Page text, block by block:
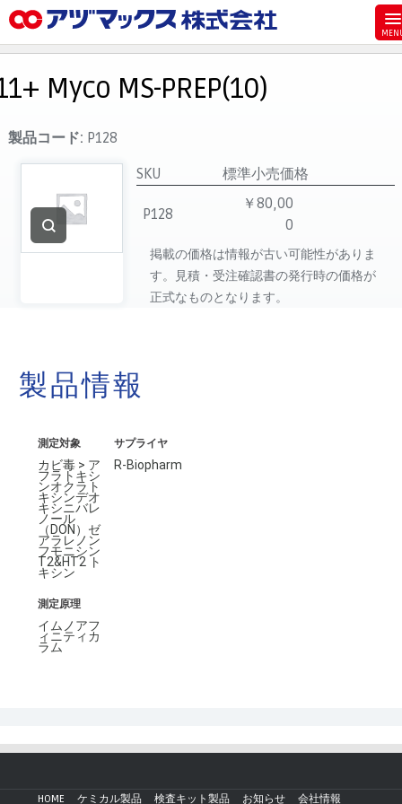
お気に入り
お買い物カゴ
ご注文
マイページ
主要取扱ブランド
Myco MS-PREP(10)
製品コード: P128
SKU
標準小売価格
P128
￥80,00
0
掲載の価格は情報が古い可能性がありま
す。見積・受注確認書の発行時の価格が
正式なものとなります。
製品情報
測定対象
カビ毒 > ア
フラトキシ
ンオクラト
キシンデオ
キシニバレ
ノール
（DON）ゼ
アラレノン
フモニシン
T2&HT2 ト
キシン
サプライヤ
R-Biopharm
測定原理
イムノアフ
ィニティカ
ラム
HOME ケミカル製品 検査キット製品 お知らせ
会社情報